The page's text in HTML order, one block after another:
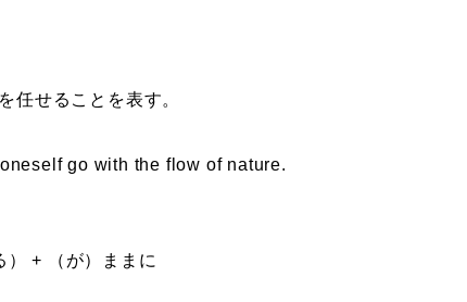
任せることを表す。
go with the flow of nature.
） + （が）ままに